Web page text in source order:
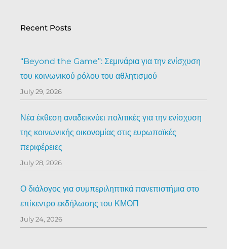
Recent Posts
“Beyond the Game”: Σεμινάρια για την ενίσχυση
του κοινωνικού ρόλου του αθλητισμού
July 29, 2026
Νέα έκθεση αναδεικνύει πολιτικές για την ενίσχυση
της κοινωνικής οικονομίας στις ευρωπαϊκές
περιφέρειες
July 28, 2026
Ο διάλογος για συμπεριληπτικά πανεπιστήμια στο
επίκεντρο εκδήλωσης του ΚΜΟΠ
July 24, 2026